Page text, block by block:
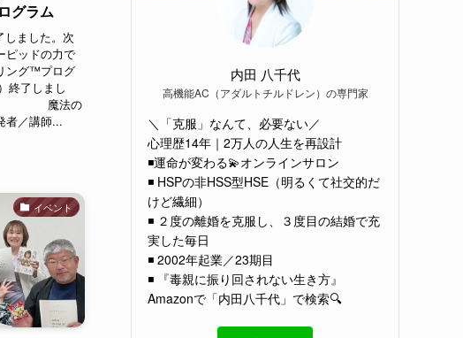
グラム
しました。次
ピッドの力で
ング™︎プログ
終了しまし
ル 魔法の
者／講師...
イベント
内田 八千代
高機能AC（アダルトチルドレン）の専門家
＼「克服」なんて、必要ない／
心理歴14年｜2万人の人生を再設計
◾️運命が変わる💫オンラインサロン
◾️ HSPの非HSS型HSE（明るくて社交的だ
けど繊細）
◾️ ２度の離婚を克服し、３度目の結婚で充
実した毎日
◾️ 2002年起業／23期目
◾️ 『毒親に振り回されない生き方』
Amazonで「内田八千代」で検索🔍